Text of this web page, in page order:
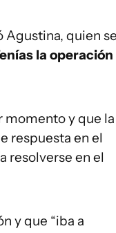
Agustina, quien se
la operación
momento y que la
respuesta en el
resolverse en el
y que “iba a